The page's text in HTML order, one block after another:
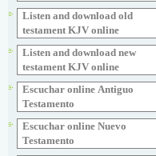
Listen and download old
testament KJV online
Listen and download new
testament KJV online
Escuchar online Аntiguo
Testamento
Escuchar online Nuevo
Testamento